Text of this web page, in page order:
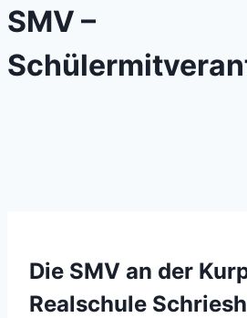
SMV –
Die SMV an der
Realschule